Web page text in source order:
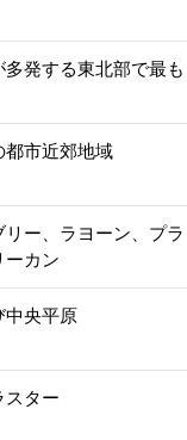
発する東北部で最も
市近郊地域
ー、ラヨーン、プラ
ーカン
中央平原
スター